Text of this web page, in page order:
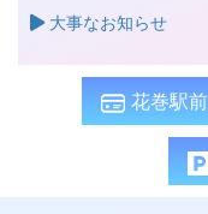
大事なお知らせ
花巻駅前